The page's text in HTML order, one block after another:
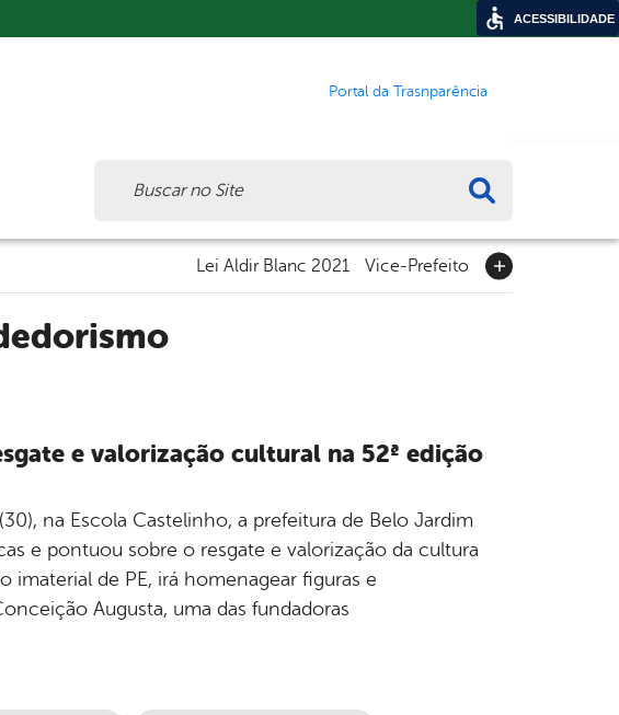
Portal da Trasnparência
Lei Aldir Blanc 2021 Vice-Prefeito
e valorização cultural na 52ª edição
na Escola Castelinho, a prefeitura de Belo Jardim
e pontuou sobre o resgate e valorização da cultura
imaterial de PE, irá homenagear figuras e
Augusta, uma das fundadoras
ACESSIBILIDADE